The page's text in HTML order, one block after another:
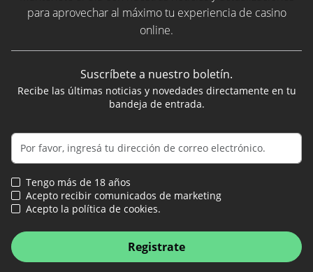
para aprovechar al máximo tu experiencia de casino
online.
Suscríbete a nuestro boletín.
Recibe las últimas noticias y novedades directamente en tu
bandeja de entrada.
Tengo más de 18 años
Acepto recibir comunicados de marketing
Acepto la política de cookies.
Registrate